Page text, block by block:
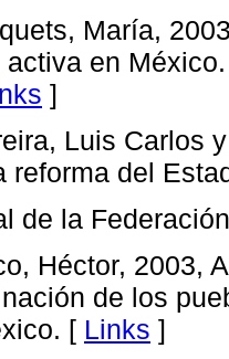
María,
activa en
]
Luis Carlos
reforma del
de la
Héctor, 2003,
de los
[ Links ]